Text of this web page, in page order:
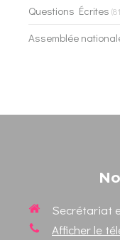
Questions Écrites
Assemblée
Secrétariat
Afficher le